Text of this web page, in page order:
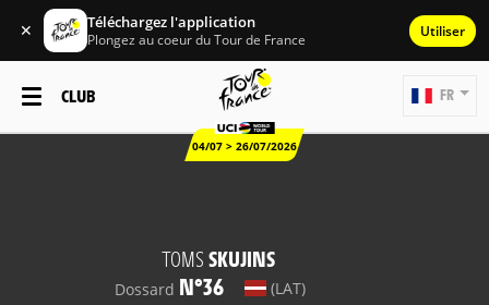
✕ Téléchargez l'application
Plongez au coeur du Tour de France Utiliser
CLUB
04/07 > 26/07/2026
FR
TOMS SKUJINS
Dossard N°36 (LAT)